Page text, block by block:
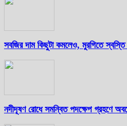
সবজির দাম কিছুটা কমলেও, মুরগিতে
নদীদূষণ রোধে সমন্বিত পদক্ষেপ গ্রহণে